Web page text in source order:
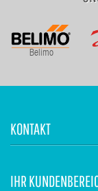
Belimo
KONTAKT
IHR